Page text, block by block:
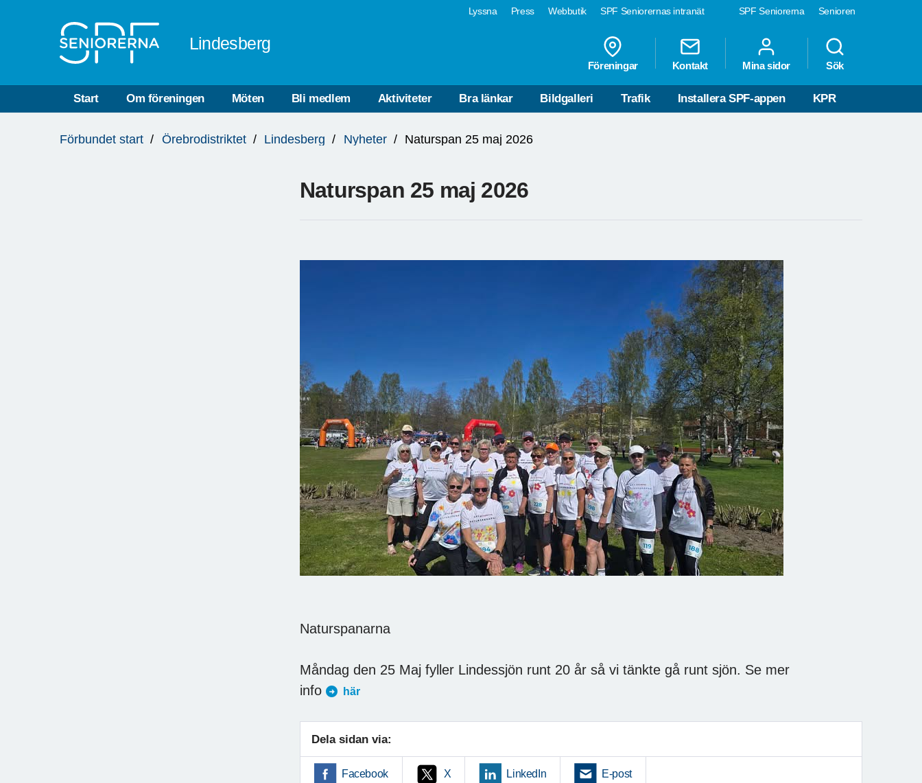
SPF Seniorerna Senioren
Lyssna Press Webbutik SPF Seniorernas intranät
Lindesberg
Föreningar Kontakt Mina sidor Sök
Start Om föreningen Möten Bli medlem Aktiviteter Bra länkar Bildgalleri Trafik Installera SPF-appen KPR
är
Förbundet start Örebrodistriktet Lindesberg Nyheter Naturspan 25 maj 2026
Naturspan 25 maj 2026
Naturspanarna
Måndag den 25 Maj fyller Lindessjön runt 20 år så vi tänkte gå runt sjön. Se mer
info
här
Dela sidan via:
Facebook X LinkedIn E-post